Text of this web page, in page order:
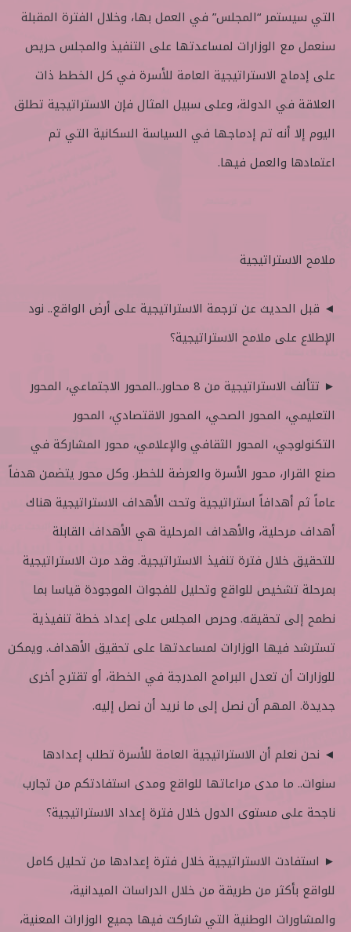
التي سيستمر “المجلس” في العمل بها، وخلال الفترة المقبلة
سنعمل مع الوزارات لمساعدتها على التنفيذ والمجلس حريص
على إدماج الاستراتيجية العامة للأسرة في كل الخطط ذات
العلاقة في الدولة، وعلى سبيل المثال فإن الاستراتيجية تطلق
اليوم إلا أنه تم إدماجها في السياسة السكانية التي تم
اعتمادها والعمل فيها.
ملامح الاستراتيجية
◄ قبل الحديث عن ترجمة الاستراتيجية على أرض الواقع.. نود
الإطلاع على ملامح الاستراتيجية؟
► تتألف الاستراتيجية من 8 محاور..المحور الاجتماعي، المحور
التعليمي، المحور الصحي، المحور الاقتصادي، المحور
التكنولوجي، المحور الثقافي والإعلامي، محور المشاركة في
صنع القرار، محور الأسرة والعرضة للخطر. وكل محور يتضمن هدفاً
عاماً ثم أهدافاً استراتيجية وتحت الأهداف الاستراتيجية هناك
أهداف مرحلية، والأهداف المرحلية هي الأهداف القابلة
للتحقيق خلال فترة تنفيذ الاستراتيجية. وقد مرت الاستراتيجية
بمرحلة تشخيص للواقع وتحليل للفجوات الموجودة قياسا بما
نطمح إلى تحقيقه. وحرص المجلس على إعداد خطة تنفيذية
تسترشد فيها الوزارات لمساعدتها على تحقيق الأهداف. ويمكن
للوزارات أن تعدل البرامج المدرجة في الخطة، أو تقترح أخرى
جديدة. المهم أن نصل إلى ما نريد أن نصل إليه.
◄ نحن نعلم أن الاستراتيجية العامة للأسرة تطلب إعدادها
سنوات.. ما مدى مراعاتها للواقع ومدى استفادتكم من تجارب
ناجحة على مستوى الدول خلال فترة إعداد الاستراتيجية؟
► استفادت الاستراتيجية خلال فترة إعدادها من تحليل كامل
للواقع بأكثر من طريقة من خلال الدراسات الميدانية،
والمشاورات الوطنية التي شاركت فيها جميع الوزارات المعنية،